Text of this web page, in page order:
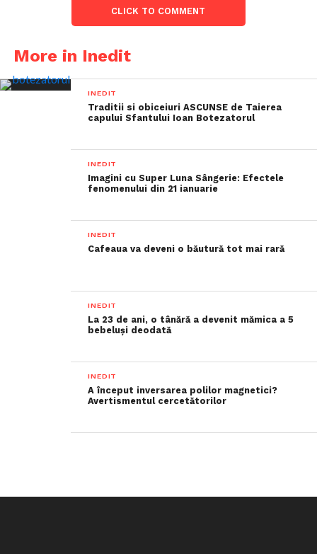
CLICK TO COMMENT
More in Inedit
INEDIT
Traditii si obiceiuri ASCUNSE de Taierea
capului Sfantului Ioan Botezatorul
INEDIT
Imagini cu Super Luna Sângerie: Efectele
fenomenului din 21 ianuarie
INEDIT
Cafeaua va deveni o băutură tot mai rară
INEDIT
La 23 de ani, o tânără a devenit mămica a 5
bebeluși deodată
INEDIT
A început inversarea polilor magnetici?
Avertismentul cercetătorilor